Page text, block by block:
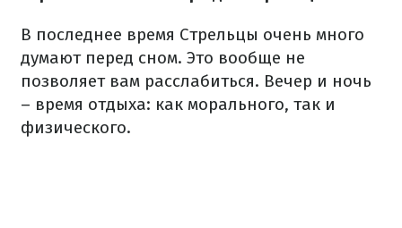
В последнее время Стрельцы очень много
думают перед сном. Это вообще не
позволяет вам расслабиться. Вечер и ночь
– время отдыха: как морального, так и
физического.